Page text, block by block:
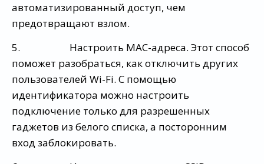
автоматизированный доступ, чем
предотвращают взлом.
5. Настроить MAC-адреса. Этот способ
поможет разобраться, как отключить других
пользователей Wi-Fi. С помощью
идентификатора можно настроить
подключение только для разрешенных
гаджетов из белого списка, а посторонним
вход заблокировать.